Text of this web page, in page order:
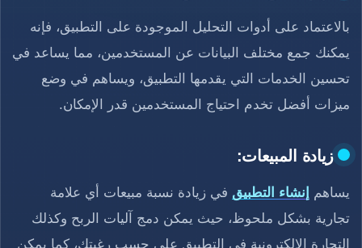
بالاعتماد على أدوات التحليل الموجودة على التطبيق، فإنه
يمكنك جمع مختلف البيانات عن المستخدمين، مما يساعد في
تحسين الخدمات التي يقدمها التطبيق، ويساهم في وضع
ميزات أفضل تخدم احتياج المستخدمين قدر الإمكان.
زيادة المبيعات:
يساهم إنشاء التطبيق في زيادة نسبة مبيعات أي علامة
تجارية بشكل ملحوظ، حيث يمكن دمج آليات الربح وكذلك
التجارة الإلكترونية في التطبيق على حسب رغبتك، كما يمكن